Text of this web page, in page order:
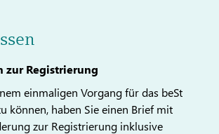
zur Registrierung
einmaligen Vorgang für das beSt
können, haben Sie einen Brief mit
zur Registrierung inklusive